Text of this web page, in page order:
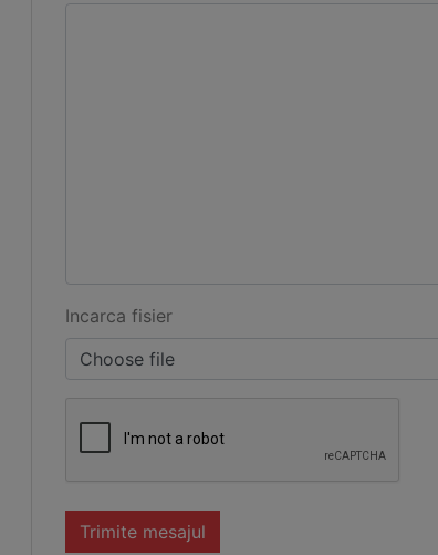
Incarca fisier
Choose file
Trimite mesajul